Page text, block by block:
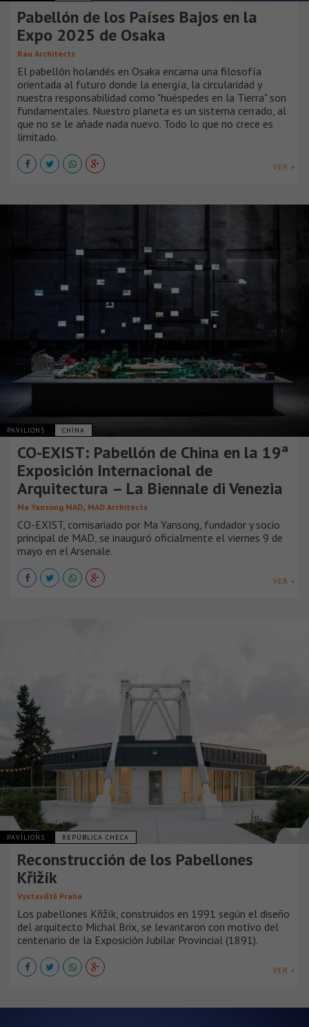
Pabellón de los Países Bajos en la
Expo 2025 de Osaka
Rau Architects
El pabellón holandés en Osaka encarna una filosofía
orientada al futuro donde la energía, la circularidad y
nuestra responsabilidad como "huéspedes en la Tierra" son
fundamentales. Nuestro planeta es un sistema cerrado, al
que no se le añade nada nuevo. Todo lo que no crece es
limitado.
VER +
PAVILIONS CHINA
CO-EXIST: Pabellón de China en la 19ª
Exposición Internacional de
Arquitectura – La Biennale di Venezia
Ma Yansong MAD, MAD Architects
CO-EXIST, comisariado por Ma Yansong, fundador y socio
principal de MAD, se inauguró oficialmente el viernes 9 de
mayo en el Arsenale.
VER +
PAVILIONS REPÚBLICA CHECA
Reconstrucción de los Pabellones
Křižík
Výstaviště Praha
Los pabellones Křižík, construidos en 1991 según el diseño
del arquitecto Michal Brix, se levantaron con motivo del
centenario de la Exposición Jubilar Provincial (1891).
VER +